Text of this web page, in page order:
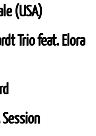
(USA)
Trio feat. Elora